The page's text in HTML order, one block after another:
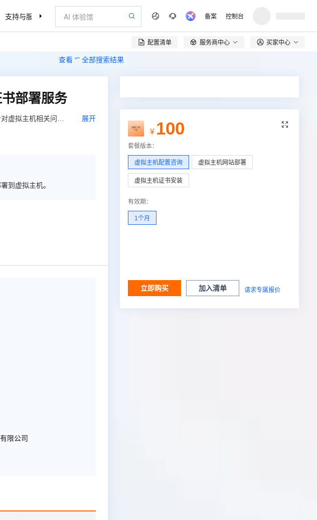
支持与服务 了解阿里云
查看 “” 全部搜索结果
备案 控制台
配置清单  服务商中心 买家中心
部署服务
虚拟主机相关问题
展开
到虚拟主机。
限公司

¥ 100
套餐版本：
虚拟主机配置咨询 虚拟主机网站部署
虚拟主机证书安装
有效期 ：
1个月
立即购买 加入清单 请求专属报价